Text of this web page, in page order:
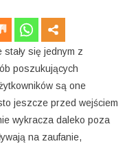
się jednym z
poszukujących
są one
jeszcze przed wejściem
wykracza daleko poza
na zaufanie,